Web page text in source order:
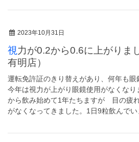
2023年10月31日
視力が0.2から0.6に上がりました （中央薬品
有明店）
運転免許証のきり替えがあり、何年も
今年は視力が上がり眼鏡使用がなくな
から飲み始めて1年たちますが 目の疲
がなくなってきました。1日9粒飲んで